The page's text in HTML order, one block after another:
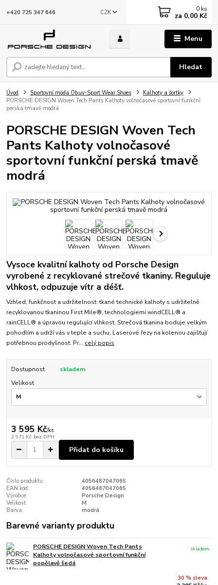
Menu
CZK
Hledat
+420 725 347 646 0 ks
za 0,00 Kč
Úvod Sportovní móda Obuv-Sport Wear Shoes
Kalhoty a šortky
PORSCHE DESIGN Woven Tech Pants Kalhoty volnočasové sportovní funkční
perská tmavě modrá
PORSCHE DESIGN Woven Tech
Pants Kalhoty volnočasové
sportovní funkční perská tmavě
modrá
Vysoce kvalitní kalhoty od Porsche Design
vyrobené z recyklované strečové tkaniny. Reguluje
vlhkost, odpuzuje vítr a déšť.
Vzhled, funkčnost a udržitelnost: tkané technické kalhoty s udržitelně
recyklovanou tkaninou First Mile®, technologiemi windCELL® a
rainCELL® a úpravou regulující vlhkost. Strečová tkanina boduje velkým
pohodlím a udrží vás v teple a suchu. Laserové řezy na kolenou zajišťují
potřebnou prodyšnost. Pr... celý popis
Dostupnost
skladem
Velikost
3 595 Kč/ks
2 971 Kč bez DPH
Přidat do košíku
Číslo produktu:
4056487047065
EAN kód:
4056487047065
Výrobce:
Porsche Design
Velikost:
M
Barva:
modrá
Barevné varianty produktu
PORSCHE DESIGN Woven Tech Pants
Kalhoty volnočasové sportovní funkční
popělavě šedá
30 % sleva
skladem